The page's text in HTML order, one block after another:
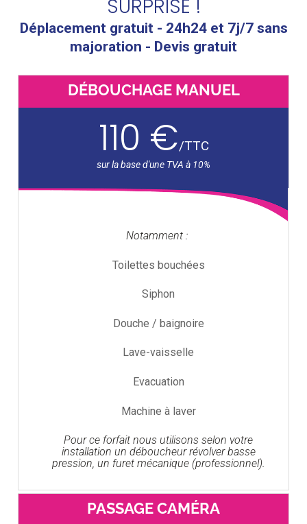
SURPRISE !
Déplacement gratuit - 24h24 et 7j/7 sans
majoration - Devis gratuit
DÉBOUCHAGE MANUEL
110 €/TTC
Notamment :
Toilettes bouchées
Siphon
Douche / baignoire
Lave-vaisselle
Evacuation
Machine à laver
Pour ce forfait nous utilisons selon votre
installation un déboucheur révolver basse
pression, un furet mécanique (professionnel).
PASSAGE CAMÉRA